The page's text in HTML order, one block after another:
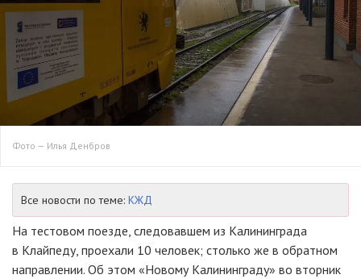
Фото — Илья Денбров
Все новости по теме: КЖД
На тестовом поезде, следовавшем из Калининграда
в Клайпеду, проехали 10 человек; столько же в обратном
направлении. Об этом «Новому Калининграду» во вторник